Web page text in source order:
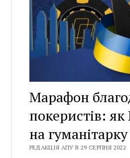
Марафон
покеристів:
на гуманітарку
РЕДАКЦІЯ АПУ В 29 СЕРПНЯ 2022